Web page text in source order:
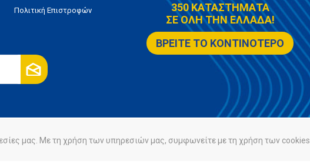
Πολιτική Επιστροφών
350 ΚΑΤΑΣΤΗΜΑΤΑ
ΣΕ ΟΛΗ ΤΗΝ ΕΛΛΑΔΑ!
ΒΡΕΙΤΕ ΤΟ ΚΟΝΤΙΝΟΤΕΡΟ
Πολιτική Cookies
μας. Με τη χρήση των υπηρεσιών μας, συμφωνείτε με τη χρήση των cookies.